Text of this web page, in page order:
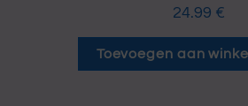
24.99 €
Toevoegen aan